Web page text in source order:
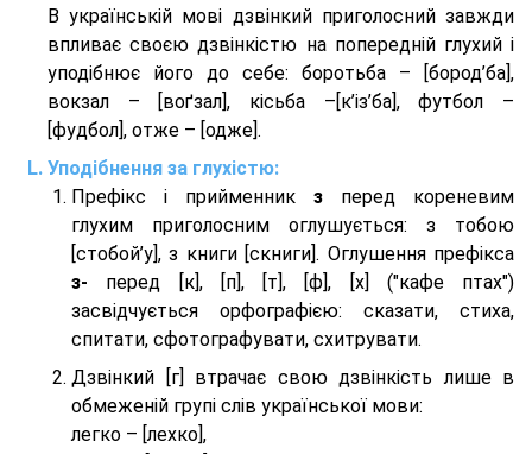
В українській мові дзвінкий приголосний завжди
впливає своєю дзвінкістю на попередній глухий і
уподібнює його до себе: боротьба – [бород’ба],
вокзал – [воґзал], кісьба –[к’із’ба], футбол –
[фудбол], отже – [одже].
Уподібнення за глухістю:
Префікс і прийменник з перед кореневим
глухим приголосним оглушується: з тобою
[стобой’у], з книги [скниги]. Оглушення префікса
з- перед [к], [п], [т], [ф], [х] ("кафе птах")
засвідчується орфографією: сказати, стиха,
спитати, сфотографувати, схитрувати.
Дзвінкий [г] втрачає свою дзвінкість лише в
обмеженій групі слів української мови:
легко – [лехко],